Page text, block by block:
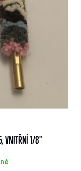
VNITŘNÍ 1/8"